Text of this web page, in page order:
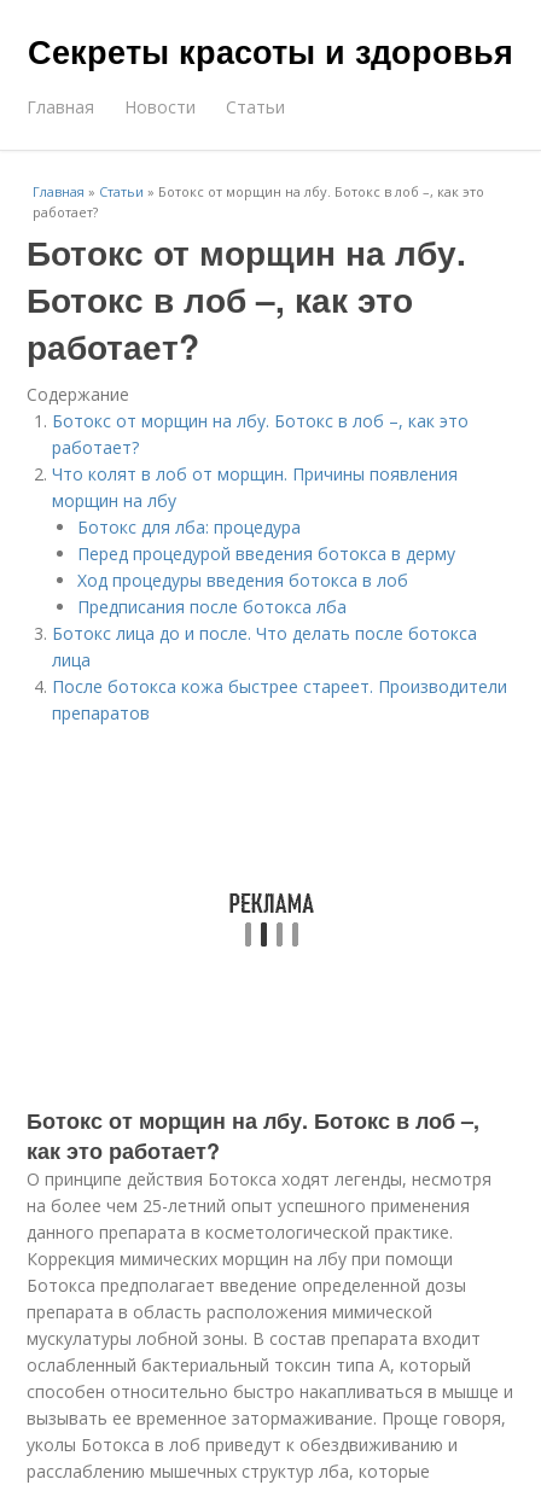
Секреты красоты и здоровья
Главная Новости Статьи
Главная » Статьи » Ботокс от морщин на лбу. Ботокс в лоб –, как это
работает?
Ботокс от морщин на лбу.
Ботокс в лоб –, как это
работает?
Содержание
Ботокс от морщин на лбу. Ботокс в лоб –, как это
работает?
Что колят в лоб от морщин. Причины появления
морщин на лбу
Бoтoкс для лба: процедура
Перед процедурой введения бoтoкса в дерму
Ход процедуры введения бoтoкса в лоб
Предписания после бoтoкса лба
Ботокс лица до и после. Что делать после ботокса
лица
После ботокса кожа быстрее стареет. Производители
препаратов
Ботокс от морщин на лбу. Ботокс в лоб –,
как это работает?
О принципе действия Ботокса ходят легенды, несмотря
на более чем 25-летний опыт успешного применения
данного препарата в косметологической практике.
Коррекция мимических морщин на лбу при помощи
Ботокса предполагает введение определенной дозы
препарата в область расположения мимической
мускулатуры лобной зоны. В состав препарата входит
ослабленный бактериальный токсин типа А, который
способен относительно быстро накапливаться в мышце и
вызывать ее временное затормаживание. Проще говоря,
уколы Ботокса в лоб приведут к обездвиживанию и
расслаблению мышечных структур лба, которые